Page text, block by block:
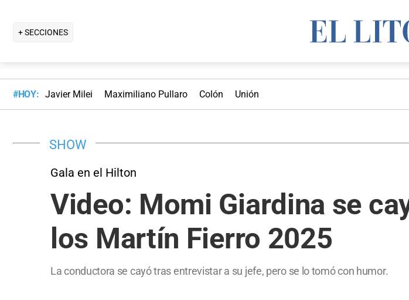
+ SECCIONES
#HOY: Javier Milei Maximiliano Pullaro Colón Unión
SHOW
Gala en el Hilton
Video: Momi Giardina se
los Martín Fierro 2025
La conductora se cayó tras entrevistar a su jefe, pero se lo tomó con humor.